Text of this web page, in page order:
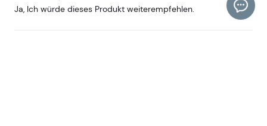
Ja, Ich würde dieses Produkt weiterempfehlen.